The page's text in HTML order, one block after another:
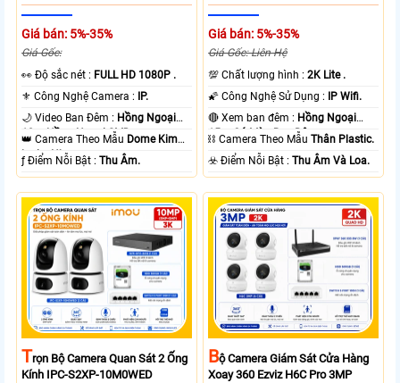
Giá bán: 5%-35%
Giá Gốc:
️👀 Độ sắc nét : FULL HD 1080P .
⚜️ Công Nghệ Camera : IP.
🌙 Video Ban Đêm : Hồng Ngoại
10m Hồng Ngoại SMD.
👑 Camera Theo Mẫu Dome Kim
loại + Nhựa.
️ƒ Điểm Nỗi Bật :Thu Âm.
Giá bán: 5%-35%
Giá Gốc: Liên Hệ
💯 Chất lượng hình :2K Lite .
🌠 Công Nghệ Sử Dụng : IP Wifi.
🔴 Xem ban đêm : Hồng Ngoại
15m Có Màu Ban Ðêm.
⛓ Camera Theo MẫuThân Plastic.
️☣️ Điểm Nỗi Bật :Thu Âm Và Loa.
TRọn Bộ Camera Quan Sát 2 Ống
Kính IPC-S2XP-10M0WED
BỘ Camera Giám Sát Cửa Hàng
Xoay 360 Ezviz H6C Pro 3MP